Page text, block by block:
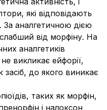
які відповідають
За аналгетичною дією
від морфіну. На
аналгетиків
викликає ейфорії,
до якого виникає
таких як морфін,
і налоксон